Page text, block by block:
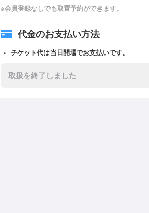
※会員登録なしでも取置予約ができます。
代金のお支払い方法
チケット代は当日開場でお支払いです。
取扱を終了しました